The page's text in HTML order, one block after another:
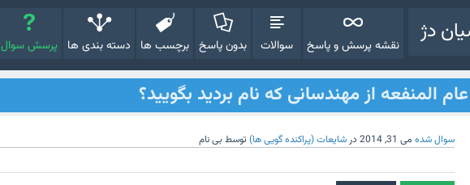
دژ نقشه پرسش و پاسخ سوالات بدون پاسخ برچسب ها دسته بندی ها پرسش سوال
المنفعه از مهندسانی که نام بردید بگویید؟
سوال شده می 31, 2014 در شایعات (پراکنده گویی ها) توسط بی نام